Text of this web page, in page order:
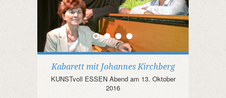
Kabarett mit Johannes Kirchberg
KUNSTvoll ESSEN Abend am 13. Oktober
2016